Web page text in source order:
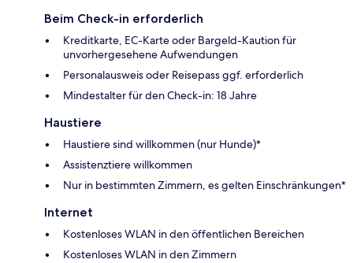
Beim Check-in erforderlich
Kreditkarte, EC-Karte oder Bargeld-Kaution für
unvorhergesehene Aufwendungen
Personalausweis oder Reisepass ggf. erforderlich
Mindestalter für den Check-in: 18 Jahre
Haustiere
Haustiere sind willkommen (nur Hunde)*
Assistenztiere willkommen
Nur in bestimmten Zimmern, es gelten Einschränkungen*
Internet
Kostenloses WLAN in den öffentlichen Bereichen
Kostenloses WLAN in den Zimmern